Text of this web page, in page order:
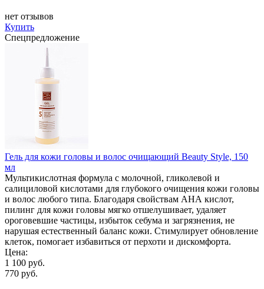
нет отзывов
Купить
Спецпредложение
Гель для кожи головы и волос очищающий Beauty Style, 150
мл
Мультикислотная формула с молочной, гликолевой и
салициловой кислотами для глубокого очищения кожи головы
и волос любого типа. Благодаря свойствам АНА кислот,
пилинг для кожи головы мягко отшелушивает, удаляет
ороговевшие частицы, избыток себума и загрязнения, не
нарушая естественный баланс кожи. Стимулирует обновление
клеток, помогает избавиться от перхоти и дискомфорта.
Цена:
1 100 руб.
770 руб.